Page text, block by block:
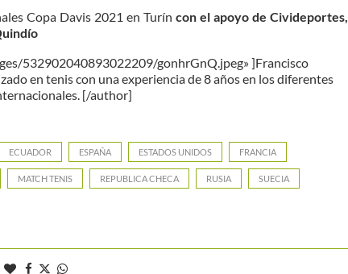
Copa Davis 2021 en Turín con el apoyo de Civideportes,
532902040893022209/gonhrGnQ.jpeg» ]Francisco
en tenis con una experiencia de 8 años en los diferentes
[/author]
ECUADOR ESPAÑA ESTADOS UNIDOS FRANCIA
MATCH TENIS REPUBLICA CHECA RUSIA SUECIA